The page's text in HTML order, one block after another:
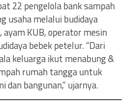
22 pengelola bank sampah
usaha melalui budidaya
KUB, operator mesin
bebek petelur. “Dari
keluarga ikut menabung &
rumah tangga untuk
dan bangunan,” ujarnya.